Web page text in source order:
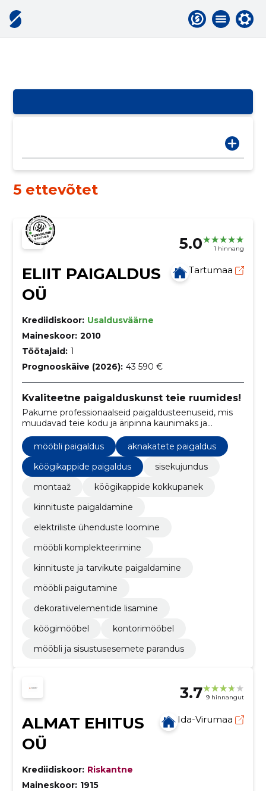
5 ettevõtet
5.0 1 hinnang
ELIIT PAIGALDUS
OÜ
Tartumaa
Krediidiskoor: Usaldusväärne
Maineskoor: 2010
Töötajaid: 1
Prognooskäive (2026): 43 590 €
Kvaliteetne paigalduskunst teie ruumides!
Pakume professionaalseid paigaldusteenuseid, mis
muudavad teie kodu ja äripinna kaunimaks ja
funktsionaalsemaks.
mööbli paigaldus
aknakatete paigaldus
köögikappide paigaldus
sisekujundus
montaaž
köögikappide kokkupanek
kinnituste paigaldamine
elektriliste ühenduste loomine
mööbli komplekteerimine
kinnituste ja tarvikute paigaldamine
mööbli paigutamine
dekoratiivelementide lisamine
köögimööbel
kontorimööbel
mööbli ja sisustusesemete parandus
3.7 9 hinnangut
ALMAT EHITUS
OÜ
Ida-Virumaa
Krediidiskoor: Riskantne
Maineskoor: 1915